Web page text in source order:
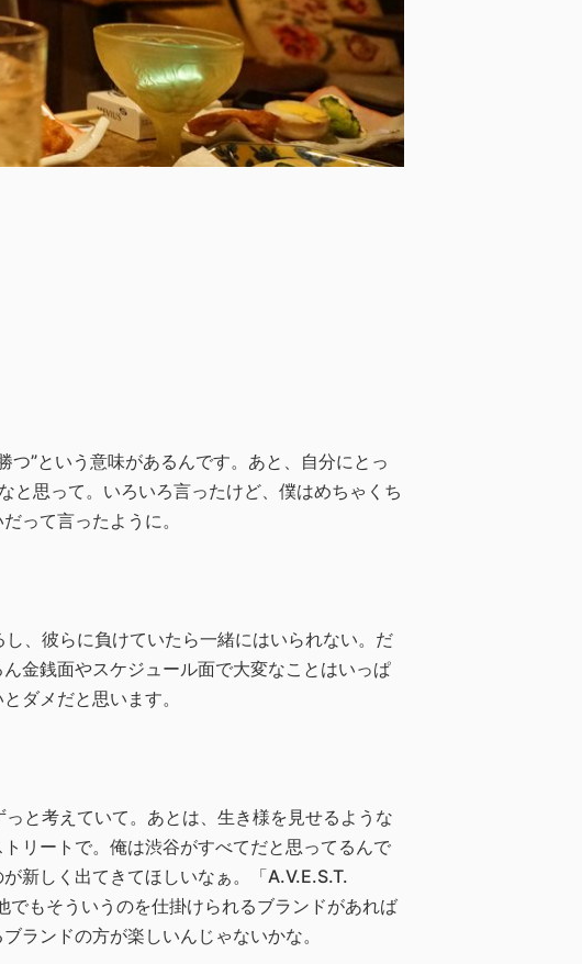
”という意味があるんです。あと、自分にとっ
と思って。いろいろ言ったけど、僕はめちゃくち
って言ったように。
、彼らに負けていたら一緒にはいられない。だ
金銭面やスケジュール面で大変なことはいっぱ
ダメだと思います。
と考えていて。あとは、生き様を見せるような
リートで。俺は渋谷がすべてだと思ってるんで
新しく出てきてほしいなぁ。「A.V.E.S.T.
もそういうのを仕掛けられるブランドがあれば
ランドの方が楽しいんじゃないかな。